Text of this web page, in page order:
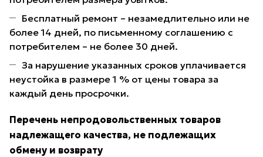
Бесплатный ремонт – незамедлительно или не
более 14 дней, по письменному соглашению с
потребителем – не более 30 дней.
За нарушение указанных сроков уплачивается
неустойка в размере 1 % от цены товара за
каждый день просрочки.
Перечень непродовольственных товаров
надлежащего качества, не подлежащих
обмену и возврату